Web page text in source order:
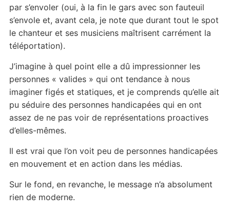
par s’envoler (oui, à la fin le gars avec son fauteuil
s’envole et, avant cela, je note que durant tout le spot
le chanteur et ses musiciens maîtrisent carrément la
téléportation).
J’imagine à quel point elle a dû impressionner les
personnes « valides » qui ont tendance à nous
imaginer figés et statiques, et je comprends qu’elle ait
pu séduire des personnes handicapées qui en ont
assez de ne pas voir de représentations proactives
d’elles-mêmes.
Il est vrai que l’on voit peu de personnes handicapées
en mouvement et en action dans les médias.
Sur le fond, en revanche, le message n’a absolument
rien de moderne.